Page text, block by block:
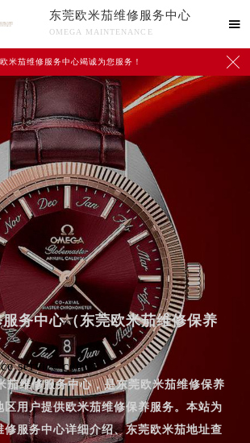
东莞欧米茄维修服务中心
OMEGA MAINTENANCE

米茄维修服务中心竭诚为您服务！ 
务中心（东莞欧米茄维修保养
service center
茄维修服务中心，是东莞欧米茄维修保养
区用户提供欧米茄维修保养服务。本站为
修服务中心详细介绍、东莞欧米茄地址查